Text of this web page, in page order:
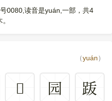
0080,读音是yuán,一部，共4
（yuán）
𠫐 园
䟦